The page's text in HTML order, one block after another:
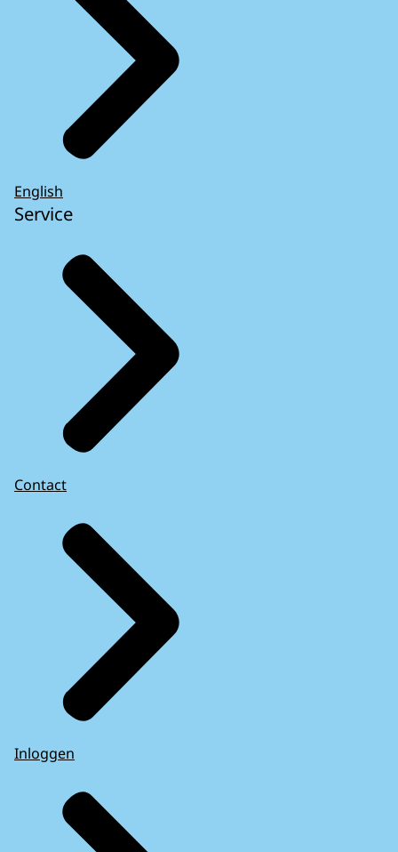
English
Service
Contact
Inloggen